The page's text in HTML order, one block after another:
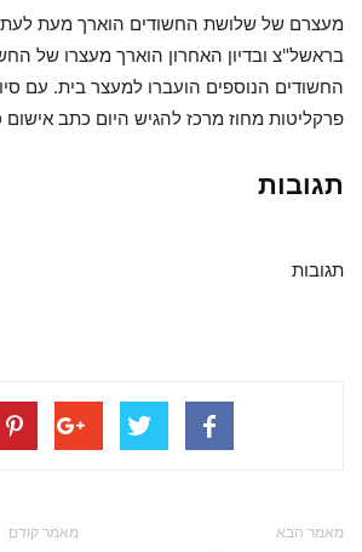
מעצרם של שלושת החשודים הוארך מעת
בראשל"צ ובדיון האחרון הוארך מעצרו של
החשודים הנוספים הועברו למעצר בית. עם
פרקליטות מחוז מרכז להגיש היום כתב אישום
תגובות
תגובות
מאמר קודם מאמר הבא